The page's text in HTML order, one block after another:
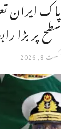
پاک ایران
سطح پر بڑا
اگست 8, 2026